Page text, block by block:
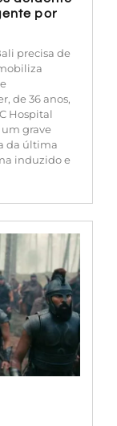
por
precisa de
de 36 anos,
Hospital
um grave
da última
induzido e